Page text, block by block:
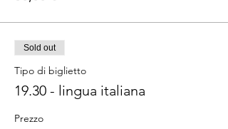
Sold out
Tipo di biglietto
19.30 - lingua italiana
Prezzo